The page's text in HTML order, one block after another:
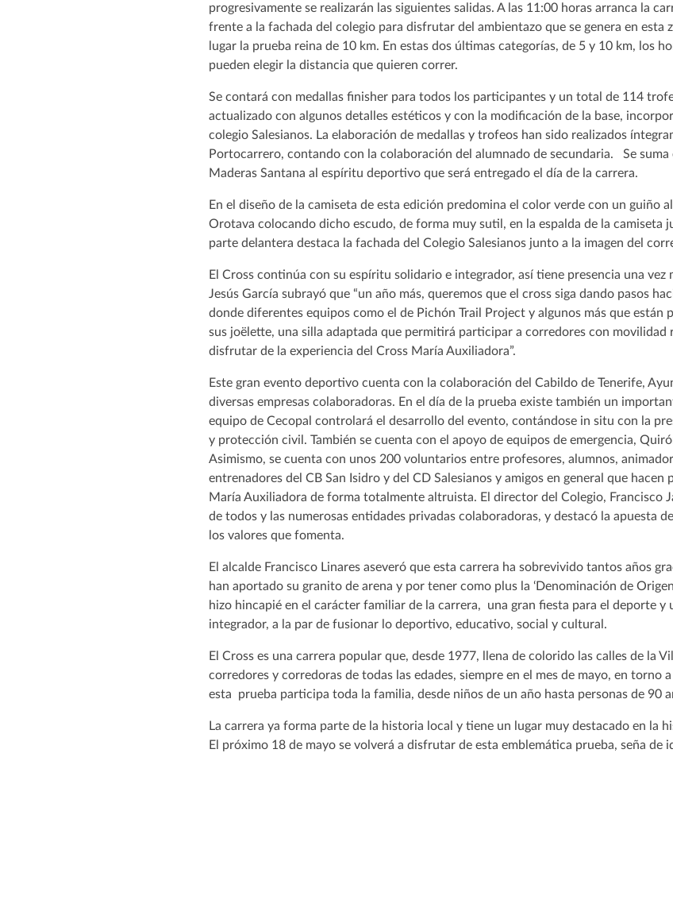
progresivamente se realizarán las siguientes salidas. A las 11:00 horas arranca la
frente a la fachada del colegio para disfrutar del ambientazo que se genera en esta
lugar la prueba reina de 10 km. En estas dos últimas categorías, de 5 y 10 km, los
pueden elegir la distancia que quieren correr.
Se contará con medallas finisher para todos los participantes y un total de 114
actualizado con algunos detalles estéticos y con la modificación de la base,
colegio Salesianos. La elaboración de medallas y trofeos han sido realizados
Portocarrero, contando con la colaboración del alumnado de secundaria. Se
Maderas Santana al espíritu deportivo que será entregado el día de la carrera.
En el diseño de la camiseta de esta edición predomina el color verde con un guiño
Orotava colocando dicho escudo, de forma muy sutil, en la espalda de la camiseta
parte delantera destaca la fachada del Colegio Salesianos junto a la imagen del
El Cross continúa con su espíritu solidario e integrador, así tiene presencia una vez
Jesús García subrayó que “un año más, queremos que el cross siga dando pasos
donde diferentes equipos como el de Pichón Trail Project y algunos más que están
sus joëlette, una silla adaptada que permitirá participar a corredores con movilidad
disfrutar de la experiencia del Cross María Auxiliadora”.
Este gran evento deportivo cuenta con la colaboración del Cabildo de Tenerife,
diversas empresas colaboradoras. En el día de la prueba existe también un
equipo de Cecopal controlará el desarrollo del evento, contándose in situ con la
y protección civil. También se cuenta con el apoyo de equipos de emergencia,
Asimismo, se cuenta con unos 200 voluntarios entre profesores, alumnos,
entrenadores del CB San Isidro y del CD Salesianos y amigos en general que hacen
María Auxiliadora de forma totalmente altruista. El director del Colegio, Francisco
de todos y las numerosas entidades privadas colaboradoras, y destacó la apuesta
los valores que fomenta.
El alcalde Francisco Linares aseveró que esta carrera ha sobrevivido tantos años
han aportado su granito de arena y por tener como plus la ‘Denominación de
hizo hincapié en el carácter familiar de la carrera, una gran fiesta para el deporte y
integrador, a la par de fusionar lo deportivo, educativo, social y cultural.
El Cross es una carrera popular que, desde 1977, llena de colorido las calles de la
corredores y corredoras de todas las edades, siempre en el mes de mayo, en torno
esta prueba participa toda la familia, desde niños de un año hasta personas de 90
La carrera ya forma parte de la historia local y tiene un lugar muy destacado en la
El próximo 18 de mayo se volverá a disfrutar de esta emblemática prueba, seña de